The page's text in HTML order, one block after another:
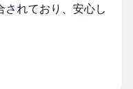
れており、安心し